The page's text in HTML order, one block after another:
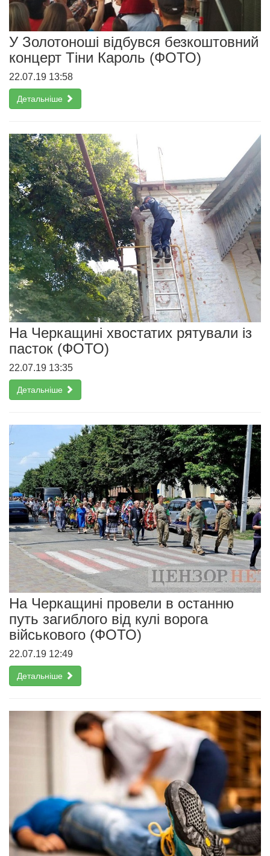
У Золотоноші відбувся безкоштовний
концерт Тіни Кароль (ФОТО)
22.07.19 13:58
Детальніше
На Черкащині хвостатих рятували із
пасток (ФОТО)
22.07.19 13:35
Детальніше
На Черкащині провели в останню
путь загиблого від кулі ворога
військового (ФОТО)
22.07.19 12:49
Детальніше